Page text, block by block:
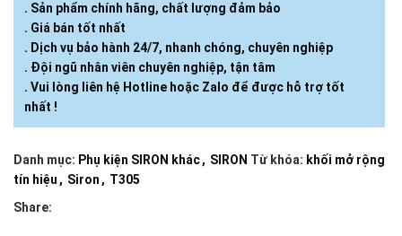
. Sản phẩm chính hãng, chất lượng đảm bảo
. Giá bán tốt nhất
. Dịch vụ bảo hành 24/7, nhanh chóng, chuyên nghiệp
. Đội ngũ nhân viên chuyên nghiệp, tận tâm
. Vui lòng liên hệ Hotline hoặc Zalo để được hỗ trợ tốt
nhất !
Danh mục: Phụ kiện SIRON khác, SIRON Từ khóa: khối mở rộng
tín hiệu , Siron , T305
Share: